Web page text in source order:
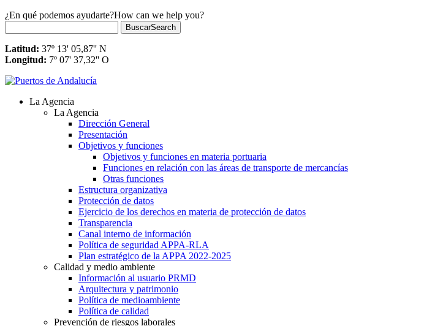
¿En qué podemos ayudarte?How can we help you?
BuscarSearch
Latitud: 37º 13' 05,87'' N
Longitud: 7º 07' 37,32'' O
La Agencia
La Agencia
Dirección General
Presentación
Objetivos y funciones
Objetivos y funciones en materia portuaria
Funciones en relación con las áreas de transporte de mercancías
Otras funciones
Estructura organizativa
Protección de datos
Ejercicio de los derechos en materia de protección de datos
Transparencia
Canal interno de información
Política de seguridad APPA-RLA
Plan estratégico de la APPA 2022-2025
Calidad y medio ambiente
Información al usuario PRMD
Arquitectura y patrimonio
Política de medioambiente
Política de calidad
Prevención de riesgos laborales